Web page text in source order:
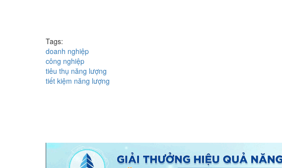
Tags:
doanh nghiệp
công nghiệp
tiêu thụ năng lượng
tiết kiệm năng lượng